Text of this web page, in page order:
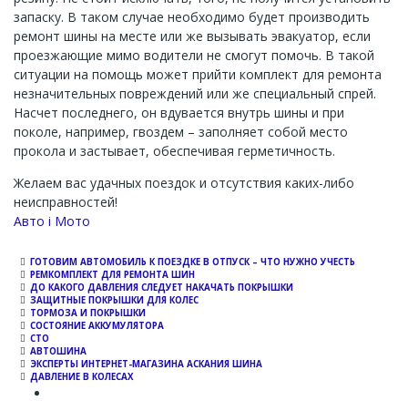
запаску. В таком случае необходимо будет производить
ремонт шины на месте или же вызывать эвакуатор, если
проезжающие мимо водители не смогут помочь. В такой
ситуации на помощь может прийти комплект для ремонта
незначительных повреждений или же специальный спрей.
Насчет последнего, он вдувается внутрь шины и при
поколе, например, гвоздем – заполняет собой место
прокола и застывает, обеспечивая герметичность.
Желаем вас удачных поездок и отсутствия каких-либо
неисправностей!
Channel
Авто і Мото
ГОТОВИМ АВТОМОБИЛЬ К ПОЕЗДКЕ В ОТПУСК – ЧТО НУЖНО УЧЕСТЬ
РЕМКОМПЛЕКТ ДЛЯ РЕМОНТА ШИН
ДО КАКОГО ДАВЛЕНИЯ СЛЕДУЕТ НАКАЧАТЬ ПОКРЫШКИ
ЗАЩИТНЫЕ ПОКРЫШКИ ДЛЯ КОЛЕС
ТОРМОЗА И ПОКРЫШКИ
СОСТОЯНИЕ АККУМУЛЯТОРА
СТО
АВТОШИНА
ЭКСПЕРТЫ ИНТЕРНЕТ-МАГАЗИНА АСКАНИЯ ШИНА
ДАВЛЕНИЕ В КОЛЕСАХ